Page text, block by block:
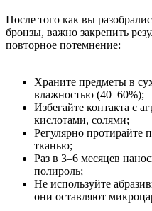
После того как вы
бронзы, важно закрепить
повторное потемнение:
Храните предметы в
влажностью (40–60%);
Избегайте контакта с
кислотами, солями;
Регулярно протирайте
тканью;
Раз в 3–6 месяцев
полироль;
Не используйте
они оставляют